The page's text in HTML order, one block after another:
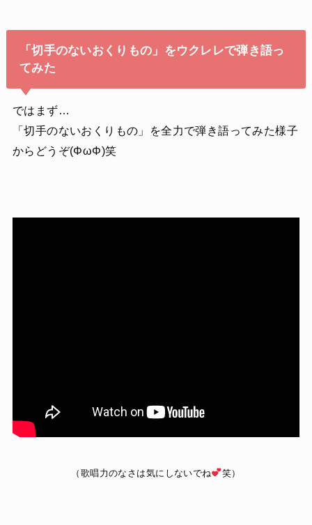
「切手のないおくりもの」をウクレレで弾き語っ
てみた
ではまず…
「切手のないおくりもの」を全力で弾き語ってみた様子
からどうぞ(ΦωΦ)笑
（歌唱力のなさは気にしないでね 笑）